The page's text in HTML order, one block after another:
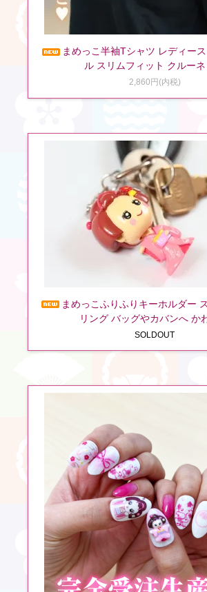
まめっこ半袖Tシャツ レディー
ル スリムフィット クルーネ
2,860円(内税)
まめっこふりふりキーホルダー
リング バッグやカバンへ か
SOLDOUT